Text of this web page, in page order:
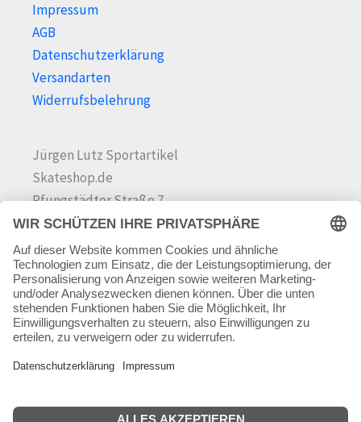
Impressum
AGB
Datenschutzerklärung
Versandarten
Widerrufsbelehrung
Jürgen Lutz Sportartikel
Skateshop.de
Pfungstädter Straße 7
64342 Seeheim-Jugenheim
Tel.06257 868181
Mail:info@skateshop.de
Warenkorb
Mein Konto